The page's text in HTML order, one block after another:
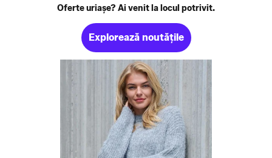
Oferte uriașe? Ai venit la locul potrivit.
Explorează noutățile